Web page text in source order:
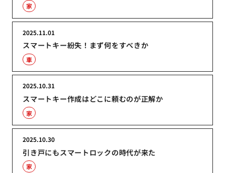
家
スマートキー紛失！まず何をすべきか
2025.11.01
車
スマートキー作成はどこに頼むのが正解か
2025.10.31
家
引き戸にもスマートロックの時代が来た
2025.10.30
家